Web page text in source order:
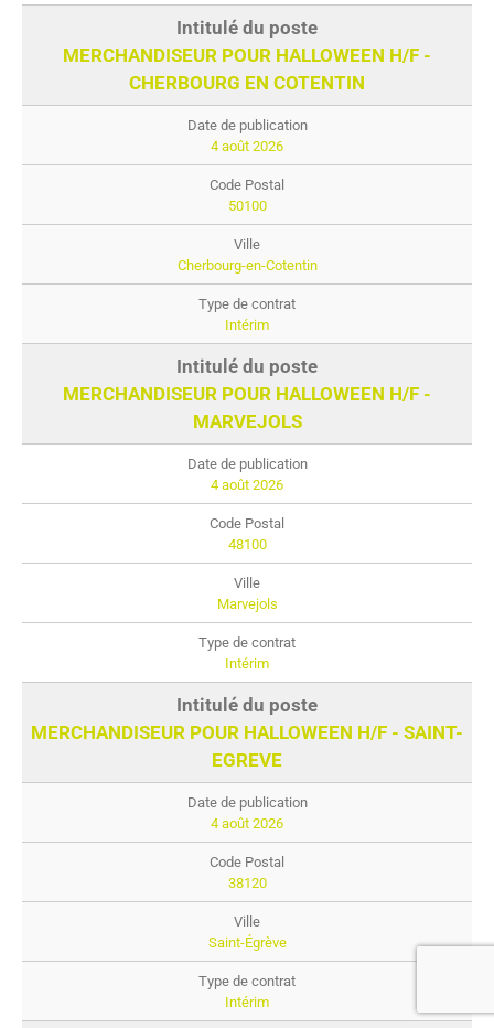
MERCHANDISEUR POUR HALLOWEEN H/F -
CHERBOURG EN COTENTIN
4 août 2026
50100
Cherbourg-en-Cotentin
Intérim
MERCHANDISEUR POUR HALLOWEEN H/F -
MARVEJOLS
4 août 2026
48100
Marvejols
Intérim
MERCHANDISEUR POUR HALLOWEEN H/F - SAINT-
EGREVE
4 août 2026
38120
Saint-Égrève
Intérim